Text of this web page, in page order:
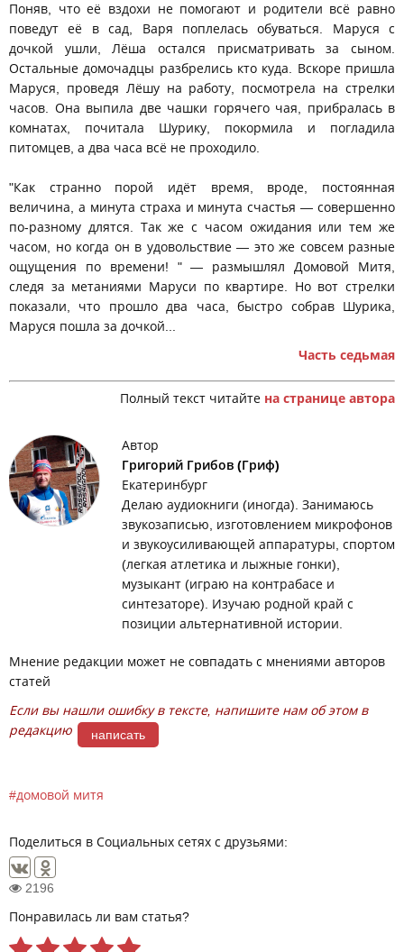
Поняв, что её вздохи не помогают и родители всё равно
поведут её в сад, Варя поплелась обуваться. Маруся с
дочкой ушли, Лёша остался присматривать за сыном.
Остальные домочадцы разбрелись кто куда. Вскоре пришла
Маруся, проведя Лёшу на работу, посмотрела на стрелки
часов. Она выпила две чашки горячего чая, прибралась в
комнатах, почитала Шурику, покормила и погладила
питомцев, а два часа всё не проходило.
"Как странно порой идёт время, вроде, постоянная
величина, а минута страха и минута счастья — совершенно
по-разному длятся. Так же с часом ожидания или тем же
часом, но когда он в удовольствие — это же совсем разные
ощущения по времени! " — размышлял Домовой Митя,
следя за метаниями Маруси по квартире. Но вот стрелки
показали, что прошло два часа, быстро собрав Шурика,
Маруся пошла за дочкой...
Часть седьмая
Полный текст читайте на странице автора
Автор
Григорий Грибов (Гриф)
Екатеринбург
Делаю аудиокниги (иногда). Занимаюсь
звукозаписью, изготовлением микрофонов
и звукоусиливающей аппаратуры, спортом
(легкая атлетика и лыжные гонки),
музыкант (играю на контрабасе и
синтезаторе). Изучаю родной край с
позиции альтернативной истории.
Мнение редакции может не совпадать с мнениями авторов
статей
Если вы нашли ошибку в тексте, напишите нам об этом в
редакцию
написать
домовой митя
Поделиться в Социальных сетях с друзьями:
2196
Понравилась ли вам статья?